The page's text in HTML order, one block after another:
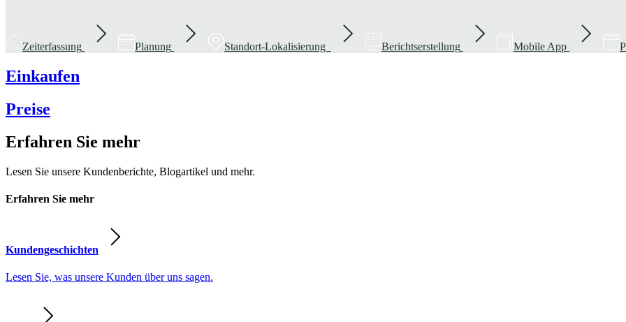
Zeiterfassung Planung Standort-Lokalisierung Berichtserstellung Mobile App
Einkaufen
Preise
Erfahren Sie mehr
Lesen Sie unsere Kundenberichte, Blogartikel und mehr.
Erfahren Sie mehr
Kundengeschichten
Lesen Sie, was unsere Kunden über uns sagen.